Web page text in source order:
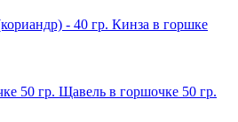
Кинза в горшке
Щавель в горшочке 50 гр.